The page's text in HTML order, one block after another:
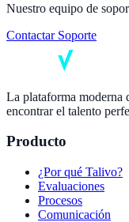
Nuestro equipo de
Contactar Soporte
La plataforma moderna
encontrar el talento
Producto
¿Por qué Talivo?
Evaluaciones
Procesos
Comunicación